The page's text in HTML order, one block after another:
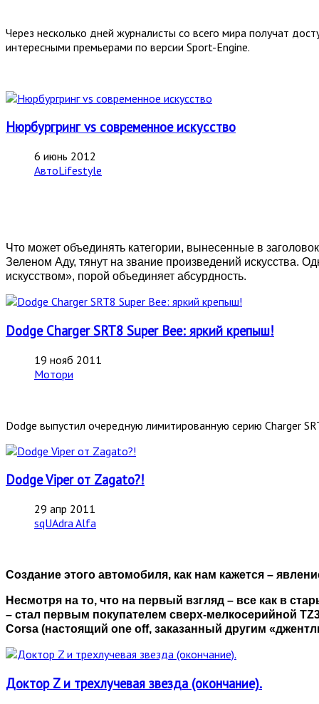
Через несколько дней журналисты со всего мира получат
интересными премьерами по верcии Sport-Engine.
Нюрбургринг vs современное искусство
6 июнь 2012
АвтоLifestyle
Что может объединять категории, вынесенные в
Зеленом Аду, тянут на звание произведений искусства.
искусством», порой объединяет абсурдность.
Dodge Charger SRT8 Super Bee: яркий крепыш!
19 нояб 2011
Мотори
Dodge выпустил очередную лимитированную серию Charger
Dodge Viper от Zagato?!
29 апр 2011
sqUAdra Alfa
Создание этого автомобиля, как нам кажется –
Несмотря на то, что на первый взгляд – все как в
– стал первым покупателем сверх-мелкосерийной
Corsa (настоящий one off, заказанный другим
Доктор Z и трехлучевая звезда (окончание).